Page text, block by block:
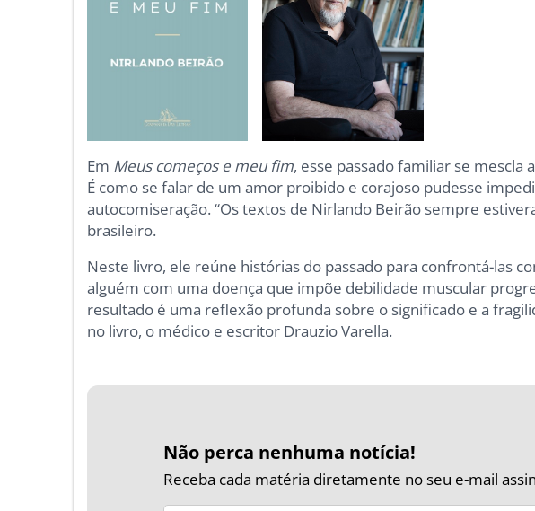
Em Meus começos e meu fim, esse passado familiar se mescla
É como se falar de um amor proibido e corajoso pudesse
autocomiseração. “Os textos de Nirlando Beirão sempre
brasileiro.
Neste livro, ele reúne histórias do passado para confrontá-las
alguém com uma doença que impõe debilidade muscular
resultado é uma reflexão profunda sobre o significado e a
no livro, o médico e escritor Drauzio Varella.
Não perca nenhuma notícia!
Receba cada matéria diretamente no seu e-mail